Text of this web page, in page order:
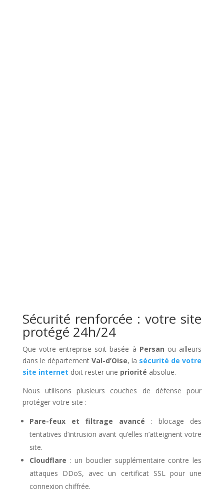
Sécurité renforcée : votre site
protégé 24h/24
Que votre entreprise soit basée à Persan ou ailleurs
dans le département Val-d’Oise, la sécurité de votre
site internet doit rester une priorité absolue.
Nous utilisons plusieurs couches de défense pour
protéger votre site :
Pare-feux et filtrage avancé : blocage des
tentatives d’intrusion avant qu’elles n’atteignent votre
site.
Cloudflare : un bouclier supplémentaire contre les
attaques DDoS, avec un certificat SSL pour une
connexion chiffrée.